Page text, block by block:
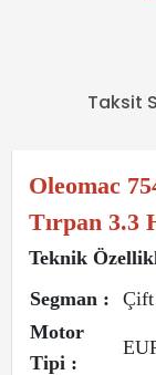
Taksit
Oleomac
Tırpan 3.3
Teknik
Segman :
Çift
Motor
Tipi :